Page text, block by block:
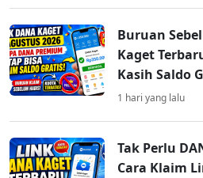
Buruan
Kaget
Kasih Saldo
1 hari yang lalu
Tak Perlu
Cara Klaim